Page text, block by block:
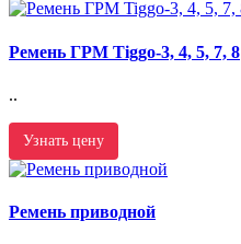
Ремень ГРМ Tiggo-3, 4, 5, 7, 8
..
Узнать цену
Ремень приводной